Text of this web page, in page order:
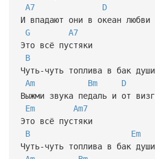
A7
D
И впадают они в океан любви
G
A7
Это всё пустяки
B
Чуть-чуть топлива в бак
Am
Bm D
Выжми звука педаль и от
Em
Am7
Это всё пустяки
B
Em
Чуть-чуть топлива в бак